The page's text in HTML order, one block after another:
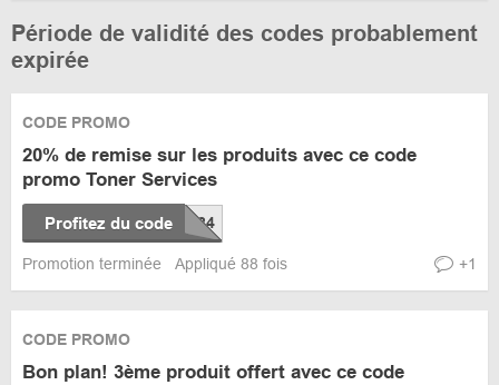
Période de validité des codes probablement
expirée
CODE PROMO
20% de remise sur les produits avec ce code
promo Toner Services
Profitez du code
Promotion terminée Appliqué 88 fois +1
CODE PROMO
Bon plan! 3ème produit offert avec ce code